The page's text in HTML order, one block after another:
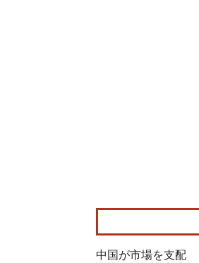
画像 © Mordor
中国が市場を支配